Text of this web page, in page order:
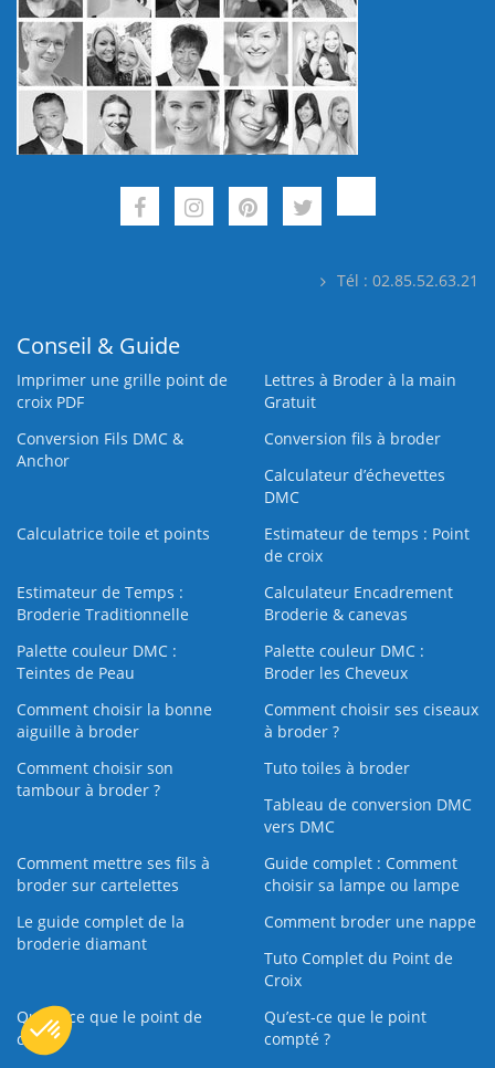
Tél : 02.85.52.63.21
Conseil & Guide
Imprimer une grille point de
croix PDF
Lettres à Broder à la main
Gratuit
Conversion Fils DMC &
Anchor
Conversion fils à broder
Calculateur d’échevettes
DMC
Calculatrice toile et points
Estimateur de temps : Point
de croix
Estimateur de Temps :
Broderie Traditionnelle
Calculateur Encadrement
Broderie & canevas
Palette couleur DMC :
Teintes de Peau
Palette couleur DMC :
Broder les Cheveux
Comment choisir la bonne
aiguille à broder
Comment choisir ses ciseaux
à broder ?
Comment choisir son
tambour à broder ?
Tuto toiles à broder
Tableau de conversion DMC
vers DMC
Comment mettre ses fils à
broder sur cartelettes
Guide complet : Comment
choisir sa lampe ou lampe
Le guide complet de la
broderie diamant
Comment broder une nappe
Tuto Complet du Point de
Croix
Qu’est-ce que le point de
croix ?
Qu’est-ce que le point
compté ?